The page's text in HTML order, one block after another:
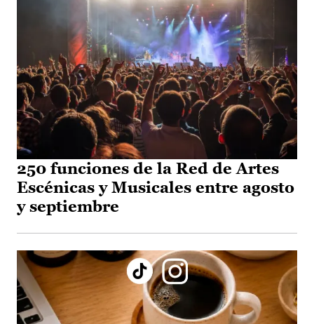
250 funciones de la Red de Artes
Escénicas y Musicales entre agosto
y septiembre